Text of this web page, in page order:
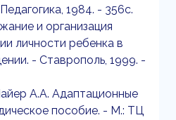
1984. - 356с.
и организация
личности ребенка в
- Ставрополь, 1999. -
А.А. Адаптационные
пособие. - М.: ТЦ